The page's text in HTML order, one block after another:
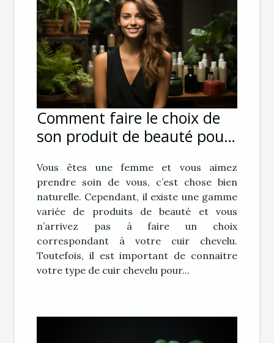
Comment faire le choix de
son produit de beauté pour
Vous êtes une femme et vous aimez
prendre soin de vous, c’est chose bien
naturelle. Cependant, il existe une gamme
variée de produits de beauté et vous
n’arrivez pas à faire un choix
correspondant à votre cuir chevelu.
Toutefois, il est important de connaitre
votre type de cuir chevelu pour...